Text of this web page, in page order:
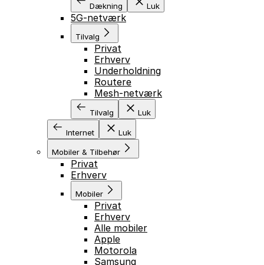
Dækning Luk
5G-netværk
Tilvalg
Privat
Erhverv
Underholdning
Routere
Mesh-netværk
Tilvalg Luk
Internet Luk
Mobiler & Tilbehør
Privat
Erhverv
Mobiler
Privat
Erhverv
Alle mobiler
Apple
Motorola
Samsung